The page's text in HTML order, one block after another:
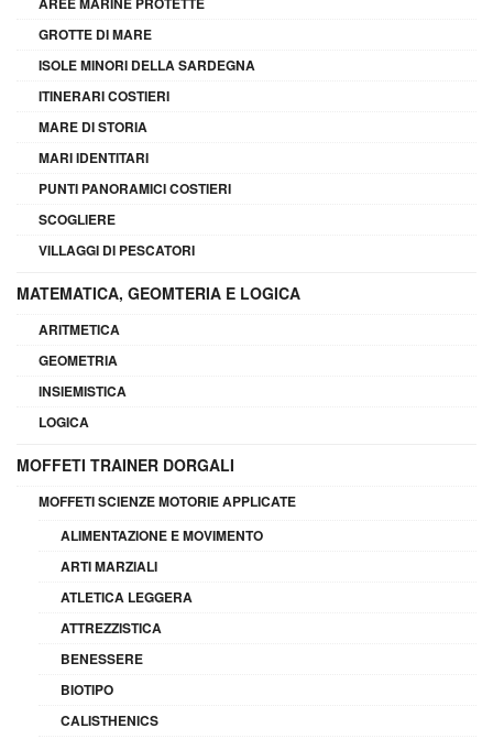
GROTTE DI MARE
ISOLE MINORI DELLA SARDEGNA
ITINERARI COSTIERI
MARE DI STORIA
MARI IDENTITARI
PUNTI PANORAMICI COSTIERI
SCOGLIERE
VILLAGGI DI PESCATORI
MATEMATICA, GEOMTERIA E LOGICA
ARITMETICA
GEOMETRIA
INSIEMISTICA
LOGICA
MOFFETI TRAINER DORGALI
MOFFETI SCIENZE MOTORIE APPLICATE
ALIMENTAZIONE E MOVIMENTO
ARTI MARZIALI
ATLETICA LEGGERA
ATTREZZISTICA
BENESSERE
BIOTIPO
CALISTHENICS